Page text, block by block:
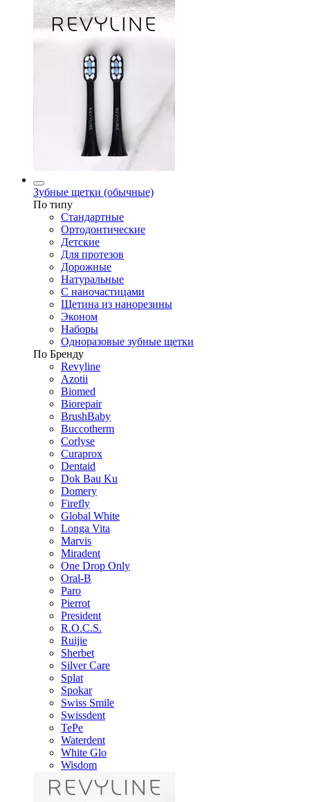
Зубные щетки (обычные)
По типу
Стандартные
Ортодонтические
Детские
Для протезов
Дорожные
Натуральные
С наночастицами
Щетина из нанорезины
Эконом
Наборы
Одноразовые зубные щетки
По Бренду
Revyline
Azotii
Biomed
Biorepair
BrushBaby
Buccotherm
Corlyse
Curaprox
Dentaid
Dok Bau Ku
Domery
Firefly
Global White
Longa Vita
Marvis
Miradent
One Drop Only
Oral-B
Paro
Pierrot
President
R.O.C.S.
Ruijie
Sherbet
Silver Care
Splat
Spokar
Swiss Smile
Swissdent
TePe
Waterdent
White Glo
Wisdom